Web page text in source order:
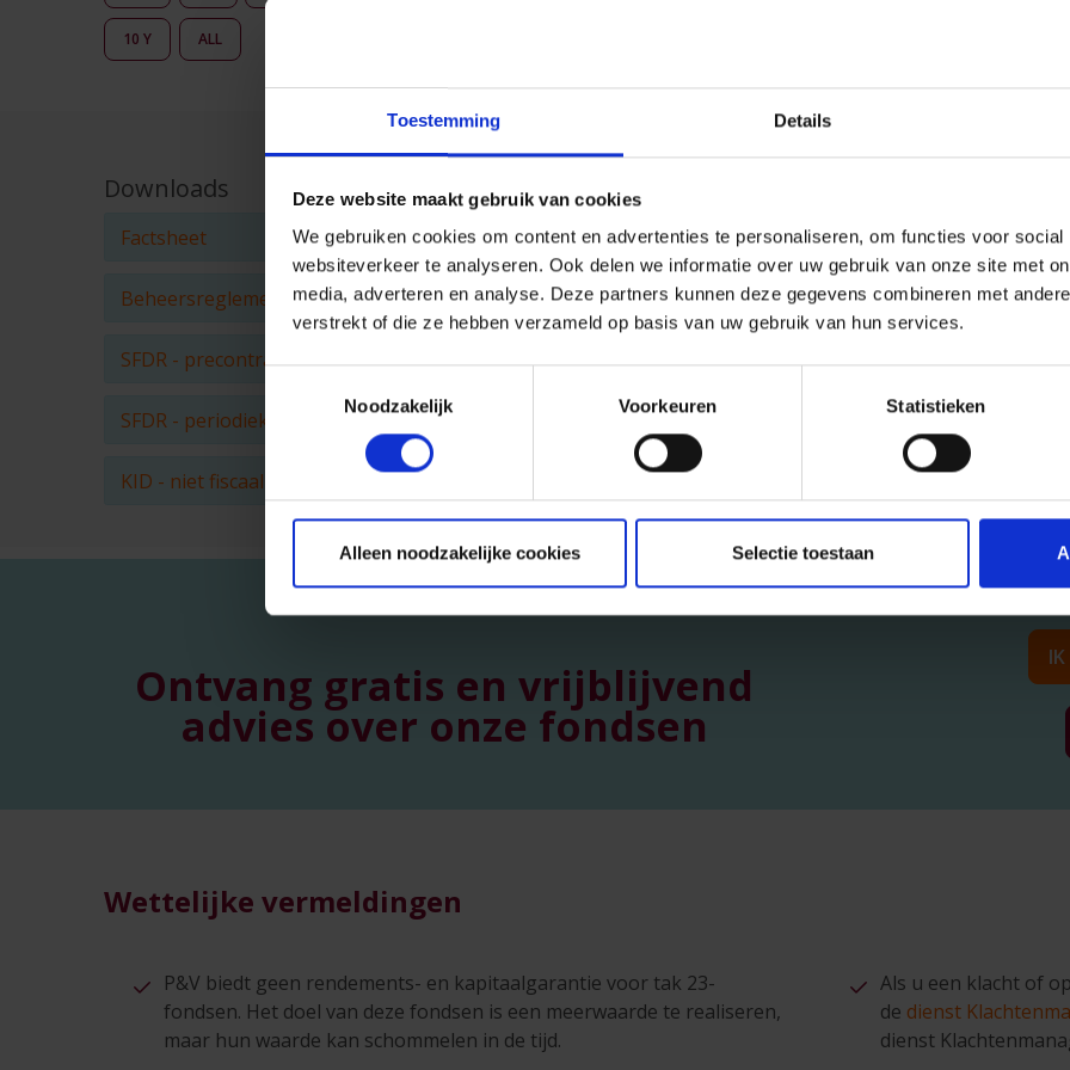
Toestemming Details
Deze website maakt gebruik van cookies
We gebruiken cookies om content en advertenties te personaliseren, om functies voor
websiteverkeer te analyseren. Ook delen we informatie over uw gebruik van onze site met
media, adverteren en analyse. Deze partners kunnen deze gegevens combineren met
verstrekt of die ze hebben verzameld op basis van uw gebruik van hun services.
Noodzakelijk
Voorkeuren Statistieken
Alleen noodzakelijke cookies Selectie toestaan
10 Y ALL
Downloads
Factsheet
Beheersreglement
SFDR - precontractuele informatie
SFDR - periodiek rapport
KID - niet fiscaal sparen en beleggen
Kerngegevens verzekeringsfonds
Naam:Stability Fund
Datum oprichting:01/07/1998
ISIN:BE0389181174
Beheerder:P&V Group
Beheerskosten:
Ontvang gratis en vrijblijvend
advies over onze fondsen
Wettelijke vermeldingen
P&V biedt geen rendements- en kapitaalgarantie voor tak 23-
fondsen. Het doel van deze fondsen is een meerwaarde te realiseren,
maar hun waarde kan schommelen in de tijd.
Als u een klacht of
de dienst
dienst